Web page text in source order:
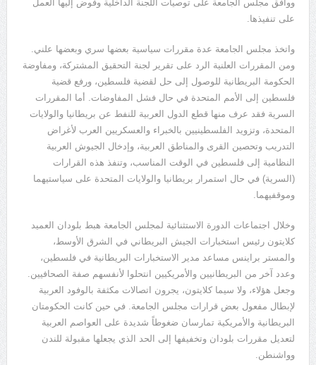
ووافق مجلس الجامعة على توصيات اللجنة الداخلية وفوض إليها العمل
على تنفيذها.
واتخذ مجلس الجامعة عدة مقررات سياسية بعضها سري وبعضها علني.
ومن المقررات العلنية الرد على تقرير لجنة التحقيق المشتركة، ومفاوضة
الحكومة البريطانية للوصول إلى حل لقضية فلسطين، ورفع قضية
فلسطين إلى الأمم المتحدة في حال فشل المفاوضات. أما المقررات
السرية فقد عرف منها قطع الدول العربية للنفط عن بريطانيا والولايات
المتحدة، وتزويد الفلسطينيين بالخبراء والعسكريين العرب لأغراض
التدريب وتحصين القرى والمناطق العربية، وإدخال الجيوش العربية
النظامية إلى فلسطين في الوقت المناسب، وتنفذ هذه القرارات
(السرية) في حال استمرار بريطانيا والولايات المتحدة على سياستيهما
وموقفيهما.
وخلال اجتماعات الدورة الاستثنائية لمجلس الجامعة هبط بلودان العميد
كلايتون رئيس استخبارات الجيش البريطاني في الشرق الأوسط،
والمستر براينس مساعد مدير الاستخبارات البريطانية في فلسطين،
وعدد آخر من البريطانيين والأمريكيين انتحلوا لأنفسهم صفة الصحافيين.
وجعل هؤلاء، ولا سيما كلايتون، يجرون اتصالات مكثفة بالوفود العربية
لإبطال مفعول بعض قرارات مجلس الجامعة. في حين كانت الحكومتان
البريطانية والأمريكية تمارسان ضغوطاً شديدة على العواصم العربية
لتعديل مقررات بلودان وتخفيفها إلى الحد الذي يجعلها مقبولة للندن
وواشنطن.